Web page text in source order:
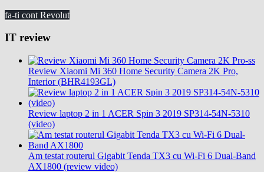
fa-ti cont Revolut
IT review
Review Xiaomi Mi 360 Home Security Camera 2K Pro,
Interior (BHR4193GL)
Review laptop 2 in 1 ACER Spin 3 2019 SP314-54N-5310
(video)
Am testat routerul Gigabit Tenda TX3 cu Wi-Fi 6 Dual-Band
AX1800 (review video)